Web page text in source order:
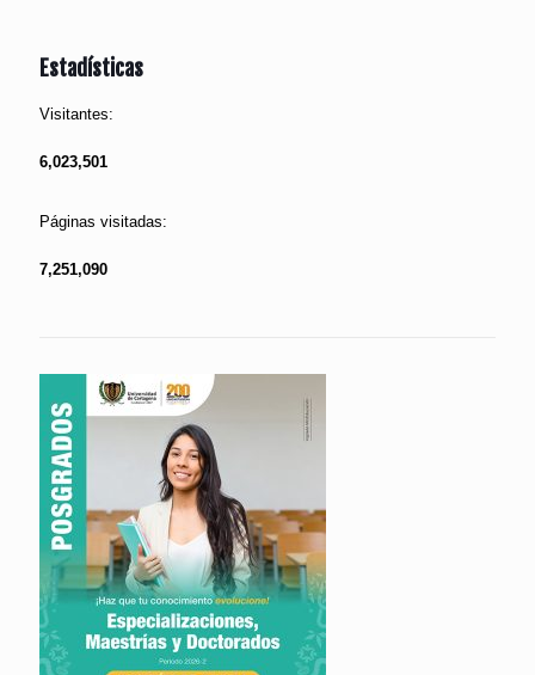
Estadísticas
Visitantes:
6,023,501
Páginas visitadas:
7,251,090